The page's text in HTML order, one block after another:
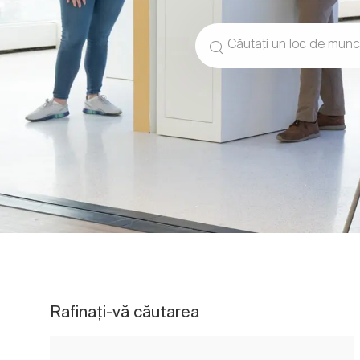
Căutați titlul postului
Rafinați-vă căutarea